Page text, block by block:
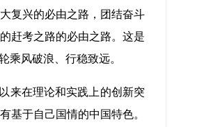
复兴的必由之路，团结奋斗
赶考之路的必由之路。这是
风破浪、行稳致远。
来在理论和实践上的创新突
于自己国情的中国特色。